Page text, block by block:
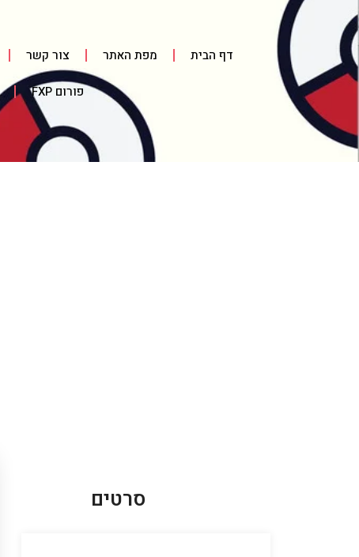
דף הבית מפת האתר צור קשר
פורום FXP
סרטים